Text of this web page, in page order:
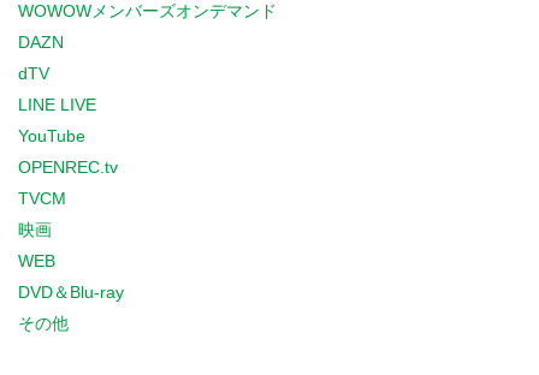
WOWOWメンバーズオンデマンド
DAZN
dTV
LINE LIVE
YouTube
OPENREC.tv
TVCM
映画
WEB
DVD＆Blu-ray
その他